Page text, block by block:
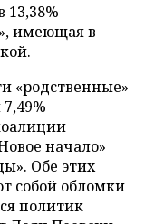
13,38%
имеющая в
«родственные»
начало»
Обе этих
собой обломки
политик